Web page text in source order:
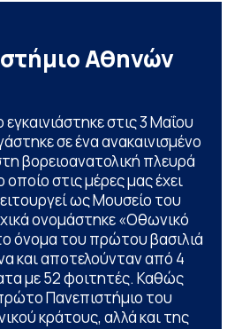
Αθηνών
στις 3 Μαΐου
σε ένα ανακαινισμένο
βορειοανατολική πλευρά
στις μέρες μας έχει
ως Μουσείο του
ονομάστηκε «Οθωνικό
όνομα του πρώτου βασιλιά
και αποτελούνταν από 4
με 52 φοιτητές. Καθώς
Πανεπιστήμιο του
κράτους, αλλά και της